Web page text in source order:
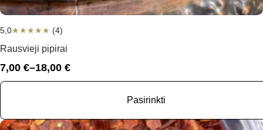
5,0★★★★★ (4)
Rausvieji pipirai
7,00 €–18,00 €
Price
range:
18,00 €
Pasirinkti